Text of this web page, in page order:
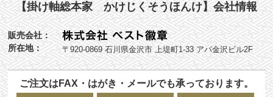
【掛け軸総本家 かけじくそうほんけ】会社情報
販売会社：
所在地：
〒920-0869 石川県金沢市 上堤町1-33 アパ金沢ビル2F
ご注文はFAX・はがき・メールでも承っております。